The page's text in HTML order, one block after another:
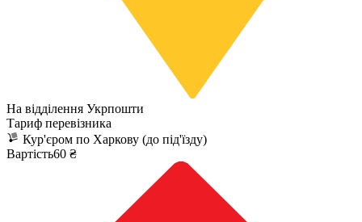
На відділення Укрпошти
Тариф перевізника
Кур'єром по Харкову (до під'їзду)
Вартість60 ₴